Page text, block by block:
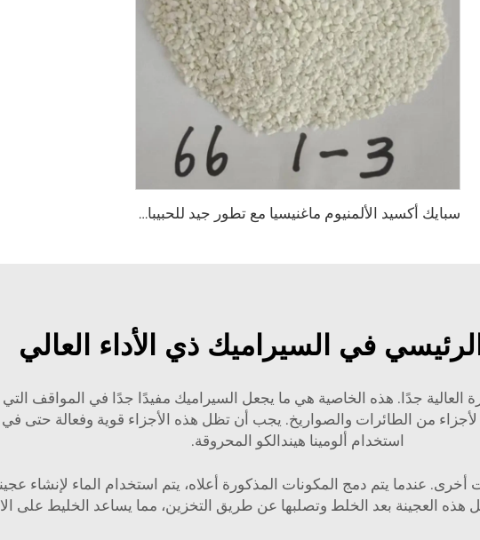
سبايك أكسيد الألمنيوم ماغنيسيا مع تطور جيد للحبيبات
في السيراميك ذي الأداء العالي
العالية جدًا. هذه الخاصية هي ما يجعل السيراميك مفيدًا جدًا في المواقف
من الطائرات والصواريخ. يجب أن تظل هذه الأجزاء قوية وفعالة حتى في
استخدام ألومينا هيندالكو المحروقة.
أخرى. عندما يتم دمج المكونات المذكورة أعلاه، يتم استخدام الماء
العجينة بعد الخلط وتصلبها عن طريق التخزين، مما يساعد الخليط على